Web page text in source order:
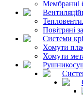
Мембранні
Повітряні
Системи
Хомути
Хомути